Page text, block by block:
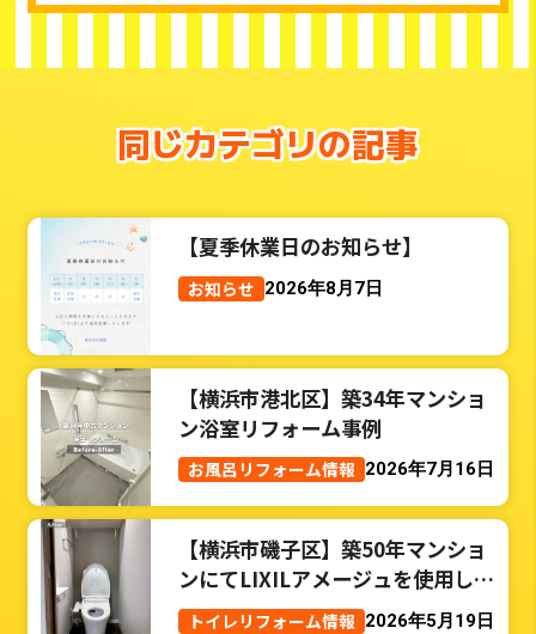
同じカテゴリの記事
【夏季休業日のお知らせ】
お知らせ 2026年8月7日
【横浜市港北区】築34年マンショ
ン浴室リフォーム事例
お風呂リフォーム情報 2026年7月16日
【横浜市磯子区】築50年マンショ
ンにてLIXILアメージュを使用した
トイレリフォーム事例
トイレリフォーム情報 2026年5月19日